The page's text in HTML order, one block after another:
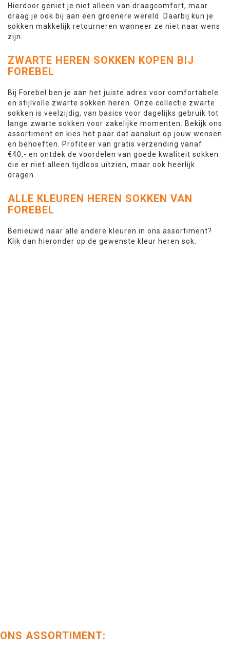
Hierdoor geniet je niet alleen van draagcomfort, maar
draag je ook bij aan een groenere wereld. Daarbij kun je
sokken makkelijk retourneren wanneer ze niet naar wens
zijn.
ZWARTE HEREN SOKKEN KOPEN BIJ
FOREBEL
Bij Forebel ben je aan het juiste adres voor comfortabele
en stijlvolle zwarte sokken heren. Onze collectie zwarte
sokken is veelzijdig, van basics voor dagelijks gebruik tot
lange zwarte sokken voor zakelijke momenten. Bekijk ons
assortiment en kies het paar dat aansluit op jouw wensen
en behoeften. Profiteer van gratis verzending vanaf
€40,- en ontdek de voordelen van goede kwaliteit sokken
die er niet alleen tijdloos uitzien, maar ook heerlijk
dragen.
ALLE KLEUREN HEREN SOKKEN VAN
FOREBEL
Benieuwd naar alle andere kleuren in ons assortiment?
Klik dan hieronder op de gewenste kleur heren sok.
ONS ASSORTIMENT: